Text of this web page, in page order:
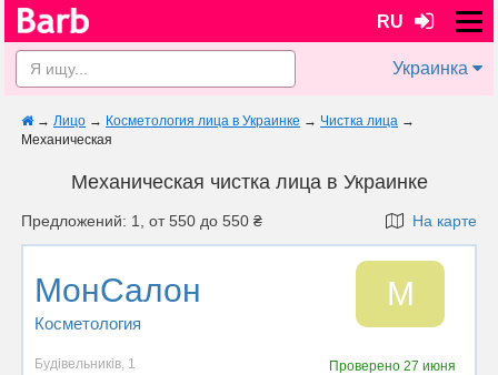
RU
Украинка
→ Лицо → Косметология лица в Украинке → Чистка лица →
Механическая
Механическая чистка лица в Украинке
Предложений: 1, от 550 до 550 ₴ На карте
МонСалон
Косметология
М
Будівельників, 1 Проверено 27 июня